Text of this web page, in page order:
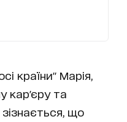
країни" Марія,
кар'єру та
що